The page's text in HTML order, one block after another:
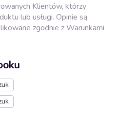
Klientów, którzy
lub usługi. Opinie są
zgodnie zWarunkami